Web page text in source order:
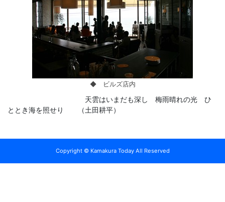
◆ ビルズ店内
天雲はいまだも深し 梅雨晴れの光 ひ
ととき海を照せり （土田耕平）
Copyright © Kamakura Today All Reserved